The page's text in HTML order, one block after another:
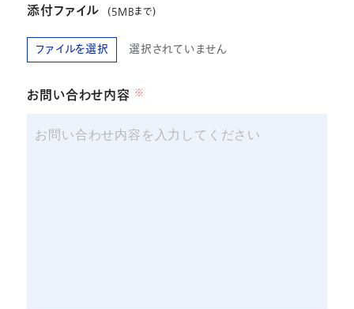
添付ファイル (5MBまで)
ファイルを選択 選択されていません
お問い合わせ内容 ※